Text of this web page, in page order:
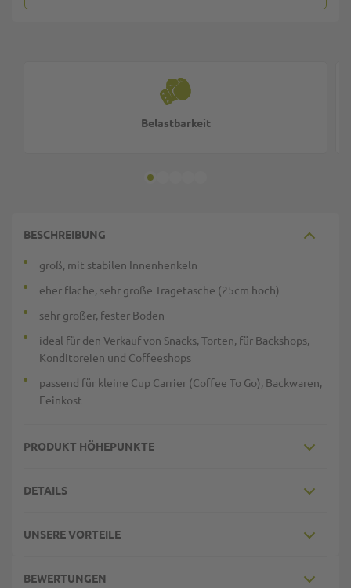
Belastbarkeit
BESCHREIBUNG
groß, mit stabilen Innenhenkeln
eher flache, sehr große Tragetasche (25cm hoch)
sehr großer, fester Boden
ideal für den Verkauf von Snacks, Torten, für Backshops,
Konditoreien und Coffeeshops
passend für kleine Cup Carrier (Coffee To Go), Backwaren,
Feinkost
PRODUKT HÖHEPUNKTE
DETAILS
UNSERE VORTEILE
BEWERTUNGEN